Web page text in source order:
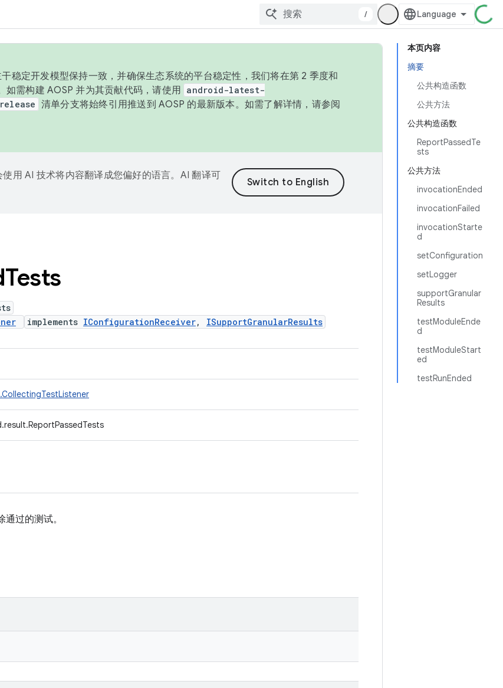
/
本页内容
摘要
公共构造函数
公共方法
公共构造函数
ReportPassedTe
sts
公共方法
invocationEnded
invocationFailed
invocationStarte
d
setConfiguration
setLogger
supportGranular
Results
testModuleEnde
d
testModuleStart
ed
testRunEnded
稳定开发模型保持一致，并确保生态系统的平台稳定性，我们将在第 2 季度和
如需构建 AOSP 并为其贡献代码，请使用 android-latest-
清单分支将始终引用推送到 AOSP 的最新版本。如需了解详情，请参阅
用 AI 技术将内容翻译成您偏好的语言。AI 翻译可
Tests
implements IConfigurationReceiver, ISupportGranularResults
过的测试。